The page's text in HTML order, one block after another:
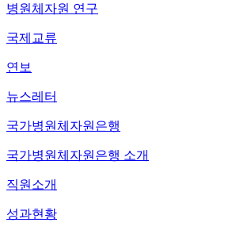
병원체자원 연구
국제교류
연보
뉴스레터
국가병원체자원은행
국가병원체자원은행 소개
직원소개
성과현황